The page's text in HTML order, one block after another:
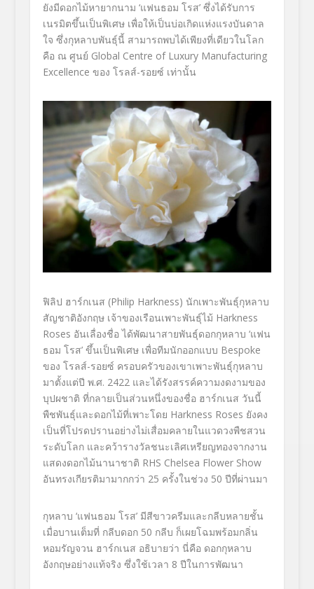
ยังมีดอกไม้หายากนาม ‘แฟนธอม โรส’ ซึ่งได้รับการ
เนรมิตขึ้นเป็นพิเศษ เพื่อให้เป็นบ่อเกิดแห่งแรงบันดาล
ใจ ซึ่งกุหลาบพันธุ์นี้ สามารถพบได้เพียงที่เดียวในโลก
คือ ณ ศูนย์ Global Centre of Luxury Manufacturing
Excellence ของ โรลส์-รอยซ์ เท่านั้น
ฟิลิป ฮาร์กเนส (Philip Harkness) นักเพาะพันธุ์กุหลาบ
สัญชาติอังกฤษ เจ้าของเรือนเพาะพันธุ์ไม้ Harkness
Roses อันเลื่องชื่อ ได้พัฒนาสายพันธุ์ดอกกุหลาบ ‘แฟน
ธอม โรส’ ขึ้นเป็นพิเศษ เพื่อทีมนักออกแบบ Bespoke
ของ โรลส์-รอยซ์ ครอบครัวของเขาเพาะพันธุ์กุหลาบ
มาตั้งแต่ปี พ.ศ. 2422 และได้รังสรรค์ความงดงามของ
บุปผชาติ ที่กลายเป็นส่วนหนึ่งของชื่อ ฮาร์กเนส วันนี้
พืชพันธุ์และดอกไม้ที่เพาะโดย Harkness Roses ยังคง
เป็นที่โปรดปรานอย่างไม่เสื่อมคลายในแวดวงพืชสวน
ระดับโลก และคว้ารางวัลชนะเลิศเหรียญทองจากงาน
แสดงดอกไม้นานาชาติ RHS Chelsea Flower Show
อันทรงเกียรติมามากกว่า 25 ครั้งในช่วง 50 ปีที่ผ่านมา
กุหลาบ ‘แฟนธอม โรส’ มีสีขาวครีมและกลีบหลายชั้น
เมื่อบานเต็มที่ กลีบดอก 50 กลีบ ก็เผยโฉมพร้อมกลิ่น
หอมรัญจวน ฮาร์กเนส อธิบายว่า นี่คือ ดอกกุหลาบ
อังกฤษอย่างแท้จริง ซึ่งใช้เวลา 8 ปีในการพัฒนา